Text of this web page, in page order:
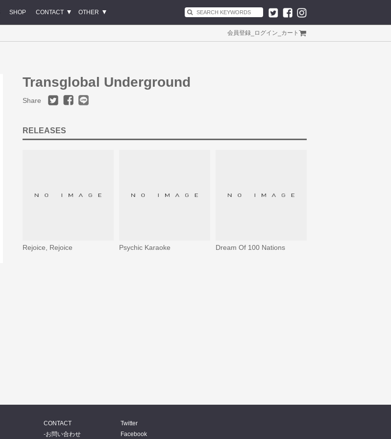
SHOP CONTACT OTHER
会員登録 ログイン カート
Transglobal Underground
Share
RELEASES
Rejoice, Rejoice Psychic Karaoke Dream Of 100 Nations
CONTACT
お問い合わせ
Twitter
Facebook